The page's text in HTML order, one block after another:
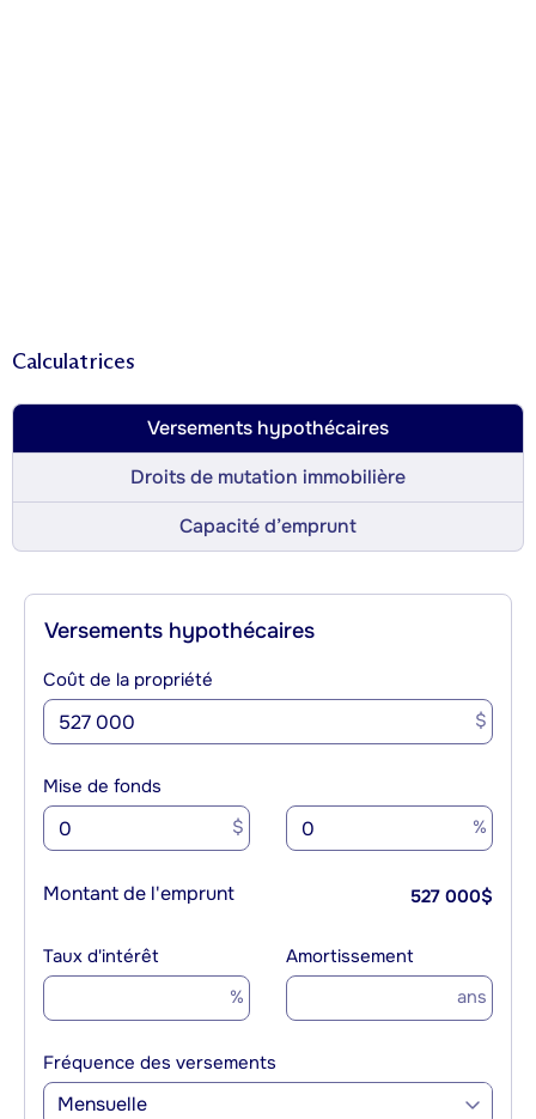
Calculatrices
Versements hypothécaires
Droits de mutation immobilière
Capacité d’emprunt
Versements hypothécaires
Coût de la propriété
$
Mise de fonds
$ %
Montant de l'emprunt 527 000$
Taux d'intérêt
%
Amortissement
ans
Fréquence des versements
Mensuelle